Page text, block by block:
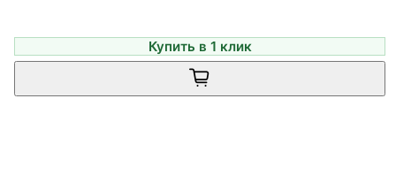
Купить в 1 клик